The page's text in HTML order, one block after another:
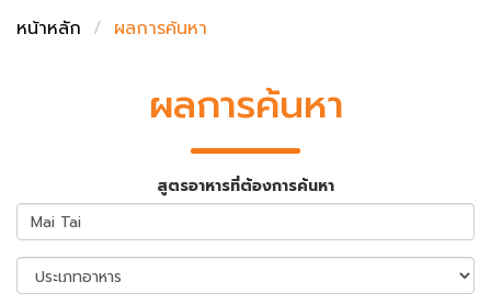
หน้าหลัก
ผลการค้นหา
ผลการค้นหา
สูตรอาหารที่ต้องการค้นหา